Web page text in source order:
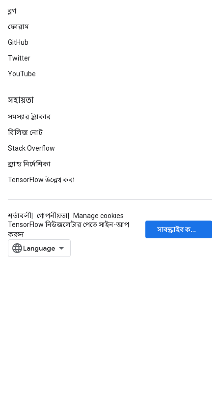
ব্লগ
ফোরাম
GitHub
Twitter
YouTube
সহায়তা
সমস্যার ট্র্যাকার
রিলিজ নোট
Stack Overflow
ব্র্যান্ড নির্দেশিকা
TensorFlow উল্লেখ করা
শর্তাবলী গোপনীয়তা
Manage cookies
TensorFlow নিউজলেটার পেতে সাইন-আপ
করুন
সাবস্ক্রাইব করুন